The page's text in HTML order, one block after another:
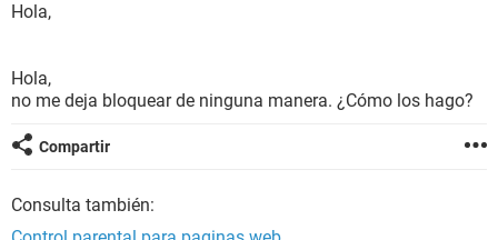
Hola,
Hola,
no me deja bloquear de ninguna manera. ¿Cómo los hago?
Compartir
Consulta también: